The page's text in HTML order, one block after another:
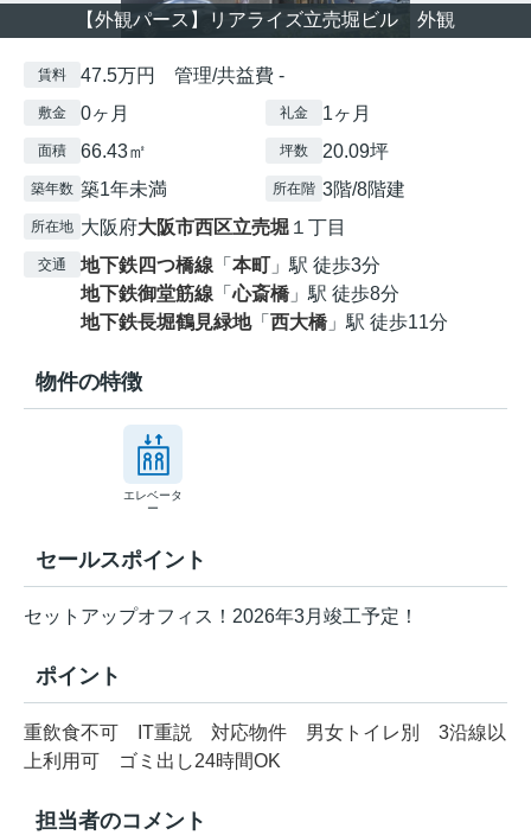
【外観パース】リアライズ立売堀ビル 外観
賃料 47.5万円 管理/共益費 -
敷金 0ヶ月 礼金 1ヶ月
面積 66.43㎡ 坪数 20.09坪
築年数 築1年未満 所在階 3階/8階建
所在地 大阪府大阪市西区立売堀 １丁目
交通 地下鉄四つ橋線 「 本町 」駅 徒歩3分
地下鉄御堂筋線 「心斎橋」駅 徒歩8分
地下鉄長堀鶴見緑地「 西大橋」駅 徒歩11分
物件の特徴
エレベータ
ー
セールスポイント
セットアップオフィス！2026年3月竣工予定！
ポイント
重飲食不可 IT重説 対応物件 男女トイレ別
3沿線以
上利用可
ゴミ出し24時間OK
担当者のコメント